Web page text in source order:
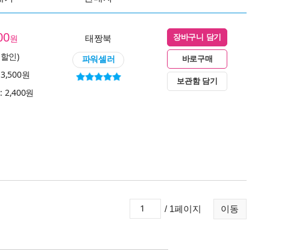
원
인)
원
2,400원
태짱북
파워셀러
장바구니 담기
바로구매
보관함 담기
이동
/ 1페이지